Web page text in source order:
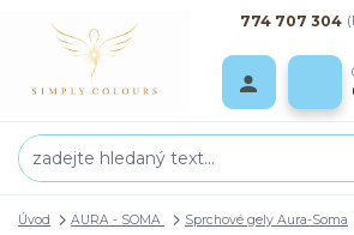
774 707 304
Úvod AURA - SOMA Sprchové gely Aura-Soma